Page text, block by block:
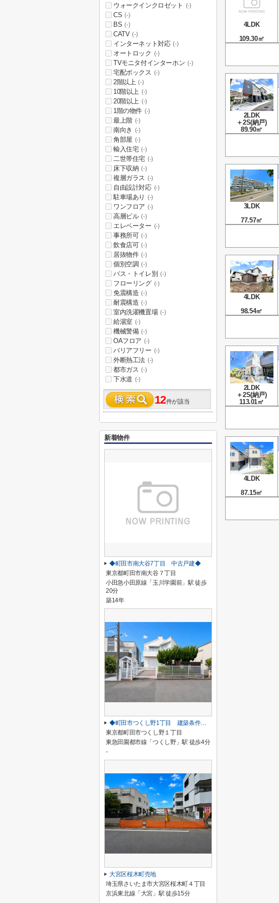
4LDK
109.30㎡
2LDK
＋2S(納戸)
89.90㎡
3LDK
77.57㎡
4LDK
98.54㎡
2LDK
＋2S(納戸)
113.01㎡
4LDK
87.15㎡
ウォークインクロゼット (-)
CS (-)
BS (-)
CATV (-)
インターネット対応 (-)
オートロック (-)
TVモニタ付インターホン (-)
宅配ボックス (-)
2階以上 (-)
10階以上 (-)
20階以上 (-)
1階の物件 (-)
最上階 (-)
南向き (-)
角部屋 (-)
輸入住宅 (-)
二世帯住宅 (-)
床下収納 (-)
複層ガラス (-)
自由設計対応 (-)
駐車場あり (-)
ワンフロア (-)
高層ビル (-)
エレベーター (-)
事務所可 (-)
飲食店可 (-)
居抜物件 (-)
個別空調 (-)
バス・トイレ別 (-)
フローリング (-)
免震構造 (-)
耐震構造 (-)
室内洗濯機置場 (-)
給湯室 (-)
機械警備 (-)
OAフロア (-)
バリアフリー (-)
外断熱工法 (-)
都市ガス (-)
下水道 (-)
12件が該当
新着物件
◆町田市南大谷7丁目 中古戸建◆
東京都町田市南大谷７丁目
小田急小田原線「玉川学園前」駅 徒歩
20分
築14年
◆町田市つくし野1丁目 建築条件なし売地◆
東京都町田市つくし野１丁目
東急田園都市線「つくし野」駅 徒歩4分
-
大宮区桜木町売地
埼玉県さいたま市大宮区桜木町４丁目
京浜東北線「大宮」駅 徒歩15分